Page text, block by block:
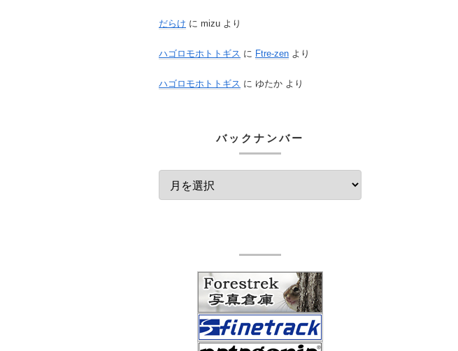
だらけ に mizu より
ハゴロモホトトギス に Ftre-zen より
ハゴロモホトトギス に ゆたか より
バックナンバー